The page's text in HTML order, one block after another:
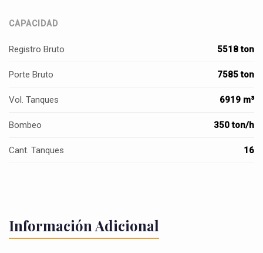
CAPACIDAD
Registro Bruto 5518 ton
Porte Bruto 7585 ton
Vol. Tanques 6919 m³
Bombeo 350 ton/h
Cant. Tanques 16
Información Adicional